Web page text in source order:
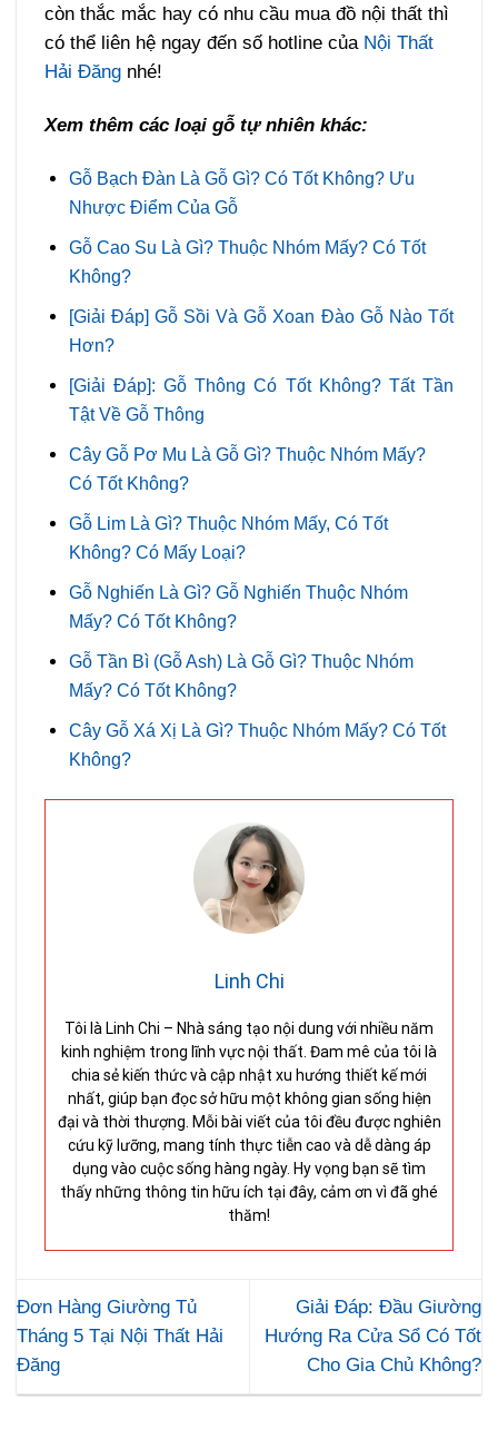
còn thắc mắc hay có nhu cầu mua đồ nội thất thì
có thể liên hệ ngay đến số hotline của Nội Thất
Hải Đăng nhé!
Xem thêm các loại gỗ tự nhiên khác:
Gỗ Bạch Đàn Là Gỗ Gì? Có Tốt Không? Ưu
Nhược Điểm Của Gỗ
Gỗ Cao Su Là Gì? Thuộc Nhóm Mấy? Có Tốt
Không?
[Giải Đáp] Gỗ Sồi Và Gỗ Xoan Đào Gỗ Nào Tốt
Hơn?
[Giải Đáp]: Gỗ Thông Có Tốt Không? Tất Tần
Tật Về Gỗ Thông
Cây Gỗ Pơ Mu Là Gỗ Gì? Thuộc Nhóm Mấy?
Có Tốt Không?
Gỗ Lim Là Gì? Thuộc Nhóm Mấy, Có Tốt
Không? Có Mấy Loại?
Gỗ Nghiến Là Gì? Gỗ Nghiến Thuộc Nhóm
Mấy? Có Tốt Không?
Gỗ Tần Bì (Gỗ Ash) Là Gỗ Gì? Thuộc Nhóm
Mấy? Có Tốt Không?
Cây Gỗ Xá Xị Là Gì? Thuộc Nhóm Mấy? Có Tốt
Không?
Linh Chi
Tôi là Linh Chi – Nhà sáng tạo nội dung với nhiều năm
kinh nghiệm trong lĩnh vực nội thất. Đam mê của tôi là
chia sẻ kiến thức và cập nhật xu hướng thiết kế mới
nhất, giúp bạn đọc sở hữu một không gian sống hiện
đại và thời thượng. Mỗi bài viết của tôi đều được nghiên
cứu kỹ lưỡng, mang tính thực tiễn cao và dễ dàng áp
dụng vào cuộc sống hàng ngày. Hy vọng bạn sẽ tìm
thấy những thông tin hữu ích tại đây, cảm ơn vì đã ghé
thăm!
Đơn Hàng Giường Tủ
Tháng 5 Tại Nội Thất Hải
Đăng
Giải Đáp: Đầu Giường
Hướng Ra Cửa Sổ Có Tốt
Cho Gia Chủ Không?